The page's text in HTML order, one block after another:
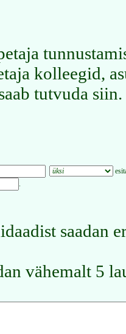
kolleegid,
tutvuda siin.
.
saadan
vähemalt 5